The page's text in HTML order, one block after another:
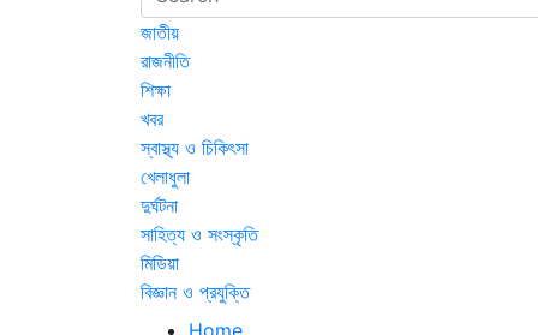
জাতীয়
রাজনীতি
শিক্ষা
খবর
স্বাস্থ্য ও চিকিৎসা
খেলাধুলা
দুর্ঘটনা
সাহিত্য ও সংস্কৃতি
মিডিয়া
বিজ্ঞান ও প্রযুক্তি
Home